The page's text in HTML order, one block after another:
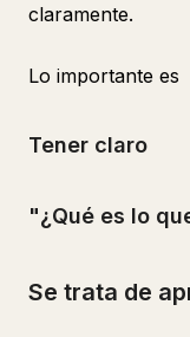
claramente.
Lo importante es
Tener claro
"¿Qué es lo
Se trata de